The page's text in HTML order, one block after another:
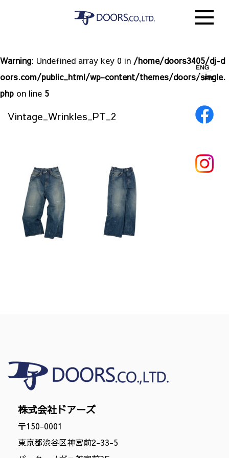
Warning: Undefined array key 0 in /home/doors3405/dj-d
oors.com/public_html/wp-content/themes/doors/single.
php on line 5
Vintage_Wrinkles_PT_2
株式会社ドアーズ
〒150-0001
東京都渋谷区神宮前2-33-5